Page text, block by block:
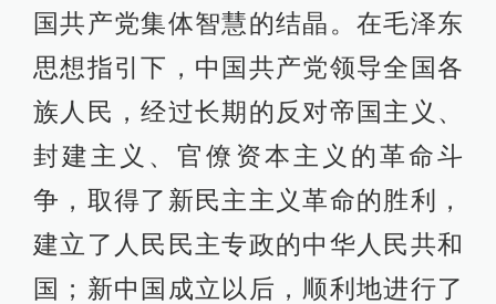
国共产党集体智慧的结晶。在毛泽东
思想指引下，中国共产党领导全国各
族人民，经过长期的反对帝国主义、
封建主义、官僚资本主义的革命斗
争，取得了新民主主义革命的胜利，
建立了人民民主专政的中华人民共和
国；新中国成立以后，顺利地进行了